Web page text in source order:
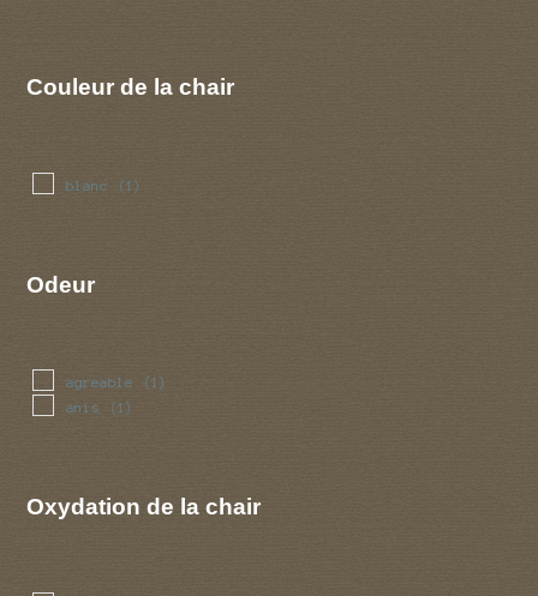
Couleur de la chair
blanc (1)
Odeur
agreable (1)
anis (1)
Oxydation de la chair